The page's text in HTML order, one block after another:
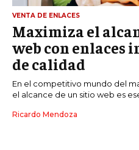
VENTA DE ENLACES
Maximiza el
web con enlaces
de calidad
En el competitivo mundo del
el alcance de un sitio web es
Ricardo Mendoza